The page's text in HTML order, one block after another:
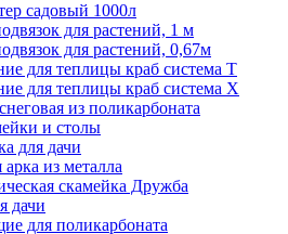
садовый 1000л
для растений, 1 м
для растений, 0,67м
для теплицы краб система Т
для теплицы краб система Х
из поликарбоната
и столы
для дачи
арка из металла
скамейка Дружба
дачи
для поликарбоната